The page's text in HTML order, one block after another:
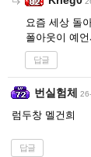
요즘 세상 돌
폴아웃이 예
답글
번실험체
럼두창 멜건희
답글